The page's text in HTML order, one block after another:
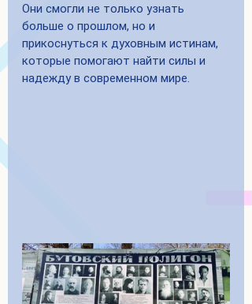
Они смогли не только узнать
больше о прошлом, но и
прикоснуться к духовным истинам,
которые помогают найти силы и
надежду в современном мире.